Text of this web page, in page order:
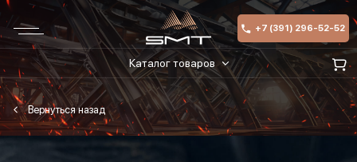
+7 (391) 296-52-52
Каталог товаров